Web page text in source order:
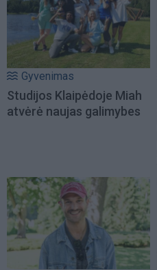
Gyvenimas
Studijos Klaipėdoje Miah
atvėrė naujas galimybes